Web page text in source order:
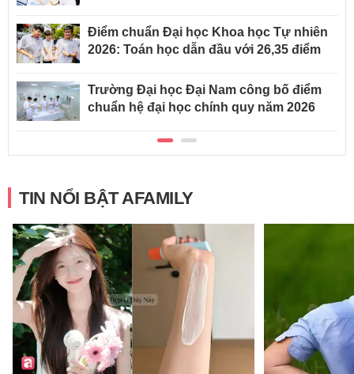
Điểm chuẩn Đại học Khoa học Tự nhiên
2026: Toán học dẫn đầu với 26,35 điểm
Trường Đại học Đại Nam công bố điểm
chuẩn hệ đại học chính quy năm 2026
TIN NỔI BẬT AFAMILY